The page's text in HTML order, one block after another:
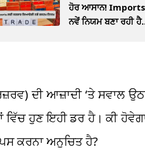
ਹੋਰ ਆਸਾਨ!
ਨਵੇਂ ਨਿਯਮ ਬਣਾ ਰਹੀ ਹੈ
ਦੀ ਆਜ਼ਾਦੀ ‘ਤੇ
ਹੁਣ ਇਹੀ ਡਰ ਹੈ। ਕੀ
ਕਰਨਾ ਅਨੁਚਿਤ ਹੈ?